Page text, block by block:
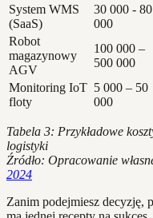
System WMS
(SaaS)
30 000 - 80
000
Robot
magazynowy
AGV
100 000 –
500 000
Monitoring IoT
floty
5 000 – 50
000
Tabela 3: Przykładowe
logistyki
Źródło: Opracowanie
2024
Zanim podejmiesz decyzję,